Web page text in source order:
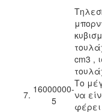
7. 16000000-
5
cm3 ,
Το
να
φέρει